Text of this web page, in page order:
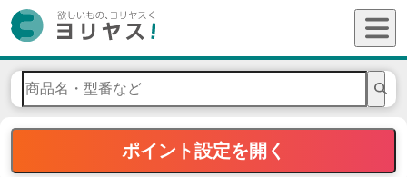
ポイント設定を開く